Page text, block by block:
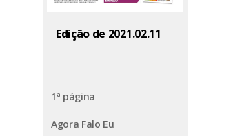
Edição de 2021.02.11
1ª página
Agora Falo Eu